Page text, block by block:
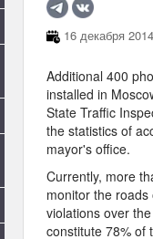
16 декабря
Additional 400
installed in
State Traffic
the statistics of
mayor's office.
Currently, more
monitor the
violations over
constitute 78% of